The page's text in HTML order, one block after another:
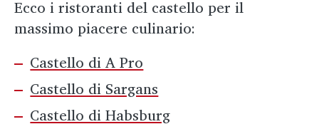
Ecco i ristoranti del castello per il
massimo piacere culinario:
Castello di A Pro
Castello di Sargans
Castello di Habsburg